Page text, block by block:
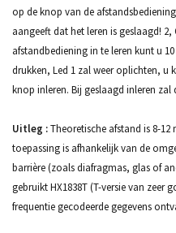
op de knop van de
aangeeft dat het leren is geslaagd!
afstandbediening in te leren kunt u
drukken, Led 1 zal weer oplichten, u
knop inleren. Bij geslaagd inleren zal
Uitleg :Theoretische afstand is 8-
toepassing is afhankelijk van de
barrière (zoals diafragmas, glas of
gebruikt HX1838T (T-versie van zeer
frequentie gecodeerde gegevens